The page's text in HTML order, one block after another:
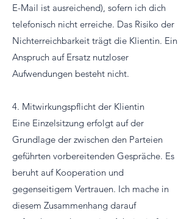
E-Mail ist ausreichend), sofern ich dich
telefonisch nicht erreiche. Das Risiko der
Nichterreichbarkeit trägt die Klientin. Ein
Anspruch auf Ersatz nutzloser
Aufwendungen besteht nicht.
4. Mitwirkungspflicht der Klientin
Eine Einzelsitzung erfolgt auf der
Grundlage der zwischen den Parteien
geführten vorbereitenden Gespräche. Es
beruht auf Kooperation und
gegenseitigem Vertrauen. Ich mache in
diesem Zusammenhang darauf